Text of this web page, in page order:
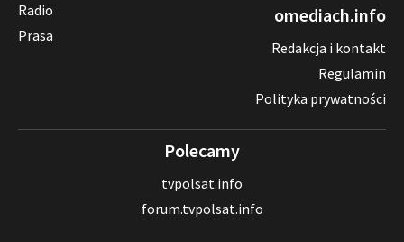
Radio
Prasa
omediach.info
Redakcja i kontakt
Regulamin
Polityka prywatności
Polecamy
tvpolsat.info
forum.tvpolsat.info